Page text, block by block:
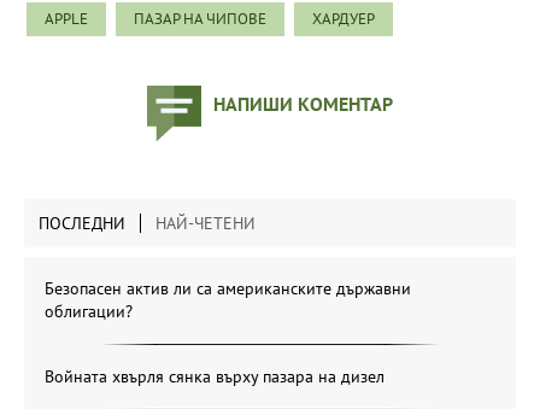
APPLE ПАЗАР НА ЧИПОВЕ ХАРДУЕР
НАПИШИ КОМЕНТАР
ПОСЛЕДНИ НАЙ-ЧЕТЕНИ
Безопасен актив ли са американските държавни
облигации?
Войната хвърля сянка върху пазара на дизел